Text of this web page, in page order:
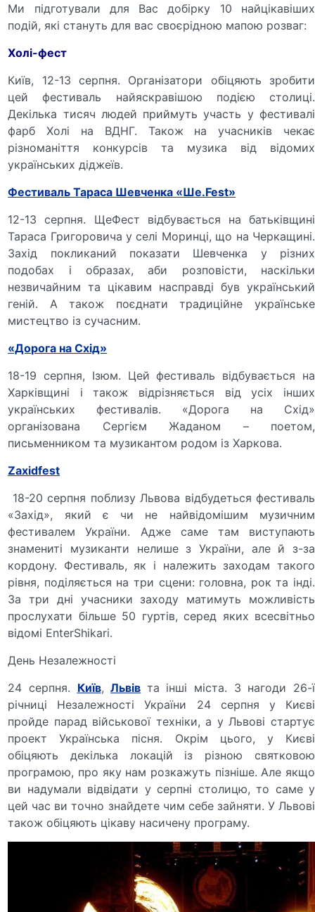
Ми підготували для Вас добірку 10 найцікавіших
подій, які стануть для вас своєрідною мапою розваг:
Холі-фест
Київ, 12-13 серпня. Організатори обіцяють зробити
цей фестиваль найяскравішою подією столиці.
Декілька тисяч людей приймуть участь у фестивалі
фарб Холі на ВДНГ. Також на учасників чекає
різноманіття конкурсів та музика від відомих
українських діджеїв.
Фестиваль Тараса Шевченка «Ше.Fest»
12-13 серпня. ЩеФест відбувається на батьківщині
Тараса Григоровича у селі Моринці, що на Черкащині.
Захід покликаний показати Шевченка у різних
подобах і образах, аби розповісти, наскільки
незвичайним та цікавим насправді був український
геній. А також поєднати традиційне українське
мистецтво із сучасним.
«Дорога на Схід»
18-19 серпня, Ізюм. Цей фестиваль відбувається на
Харківщині і також відрізняється від усіх інших
українських фестивалів. «Дорога на Схід»
організована Сергієм Жаданом – поетом,
письменником та музикантом родом із Харкова.
Zaxidfest
18-20 серпня поблизу Львова відбудеться фестиваль
«Захід», який є чи не найвідомішим музичним
фестивалем України. Адже саме там виступають
знамениті музиканти нелише з України, але й з-за
кордону. Фестиваль, як і належить заходам такого
рівня, поділяється на три сцени: головна, рок та інді.
За три дні учасники заходу матимуть можливість
прослухати більше 50 гуртів, серед яких всесвітньо
відомі EnterShikari.
День Незалежності
24 серпня. Київ,Львів та інші міста. З нагоди 26-ї
річниці Незалежності України 24 серпня у Києві
пройде парад військової техніки, а у Львові стартує
проект Українська пісня. Окрім цього, у Києві
обіцяють декілька локацій із різною святковою
програмою, про яку нам розкажуть пізніше. Але якщо
ви надумали відвідати у серпні столицю, то саме у
цей час ви точно знайдете чим себе зайняти. У Львові
також обіцяють цікаву насичену програму.